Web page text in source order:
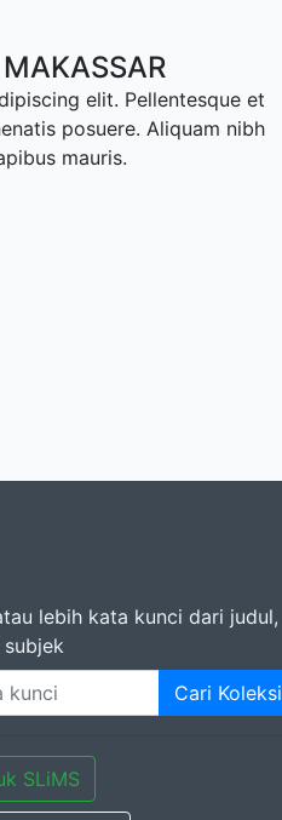
elit. Pellentesque et
posuere. Aliquam nibh
mauris.
lebih kata kunci dari judul,
subjek
Cari Koleksi
SLiMS